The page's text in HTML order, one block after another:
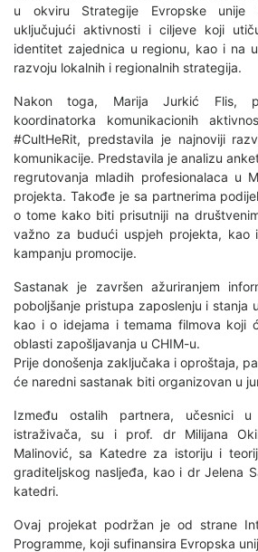
u okviru Strategije Evropske unije
uključujući aktivnosti i ciljeve koji
identitet zajednica u regionu, kao i na
razvoju lokalnih i regionalnih strategija.
Nakon toga, Marija Jurkić Flis,
koordinatorka komunikacionih
#CultHeRit, predstavila je najnoviji
komunikacije. Predstavila je analizu
regrutovanja mladih profesionalaca u
projekta. Takođe je sa partnerima
o tome kako biti prisutniji na
važno za budući uspjeh projekta, kao
kampanju promocije.
Sastanak je završen ažuriranjem
poboljšanje pristupa zaposlenju i stanja
kao i o idejama i temama filmova koji
oblasti zapošljavanja u CHIM-u.
Prije donošenja zaključaka i oproštaja,
će naredni sastanak biti organizovan u
Između ostalih partnera, učesnici
istraživača, su i prof. dr Milijana
Malinović, sa Katedre za istoriju i
graditeljskog nasljeđa, kao i dr Jelena
katedri.
Ovaj projekat podržan je od strane
Programme, koji sufinansira Evropska